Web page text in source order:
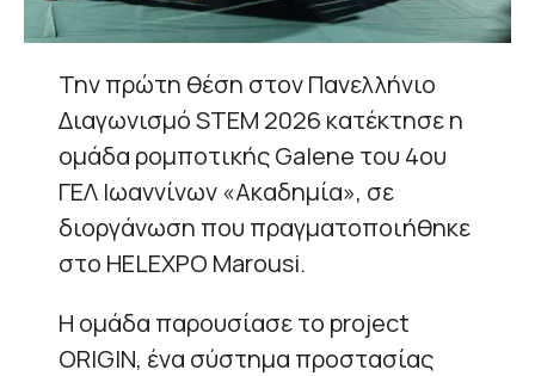
Την πρώτη θέση στον Πανελλήνιο
Διαγωνισμό STEM 2026 κατέκτησε η
ομάδα ρομποτικής Galene του 4ου
ΓΕΛ Ιωαννίνων «Ακαδημία», σε
διοργάνωση που πραγματοποιήθηκε
στο HELEXPO Marousi.
Η ομάδα παρουσίασε το project
ORIGIN, ένα σύστημα προστασίας